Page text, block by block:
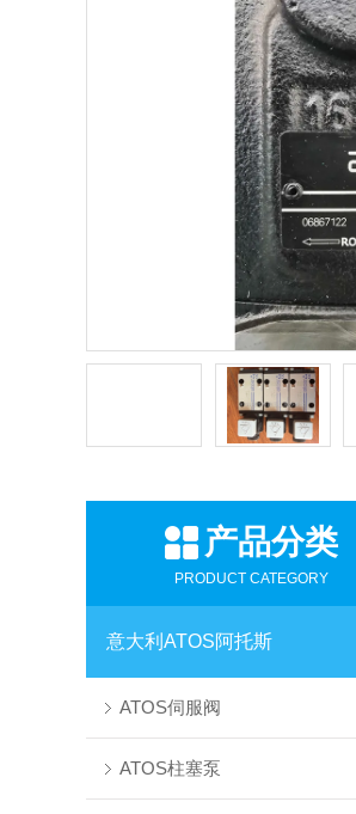
产品分类
PRODUCT CATEGORY
意大利ATOS阿托斯
ATOS伺服阀
ATOS柱塞泵